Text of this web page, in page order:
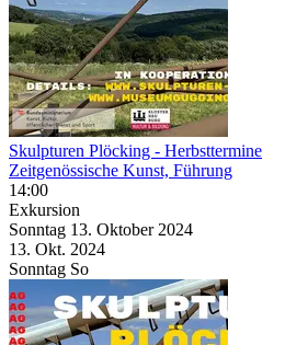
Skulpturen Plöcking - Herbsttermine
Zeitgenössische Kunst, Führung
14:00
Exkursion
Sonntag 13. Oktober 2024
13. Okt. 2024
Sonntag So